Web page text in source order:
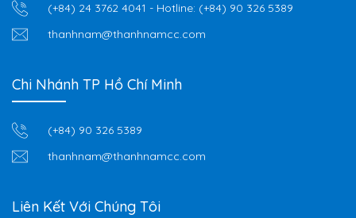
(+84) 24 3762 4041 - Hotline: (+84) 90 326 5389
thanhnam@thanhnamcc.com
Chi Nhánh TP Hồ Chí Minh
(+84) 90 326 5389
thanhnam@thanhnamcc.com
Liên Kết Với Chúng Tôi